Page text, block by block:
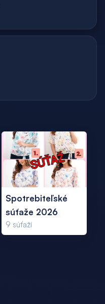
Spotrebiteľské
súťaže 2026
9 súťaží